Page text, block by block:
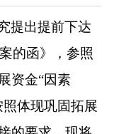
提出提前下达
的函》，参照
资金“因素
体现巩固拓展